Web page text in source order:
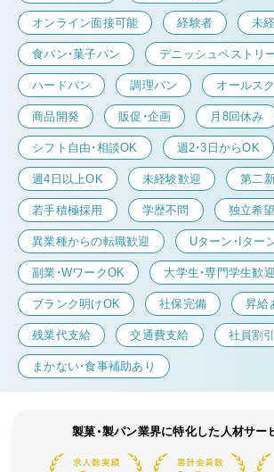
オンライン面接可能 経験者 未
食パン・菓子パン デニッシュペストリ
ハードパン 調理パン オールス
商品開発 販促・企画 月8回休み
シフト自由・相談OK 週2・3日からOK
週4日以上OK 未経験歓迎 第二
若手積極採用 学歴不問 独立希
異業種からの転職歓迎 Uターン・Iター
副業・WワークOK 大学生・専門学生歓迎
ブランク明けOK 社保完備 昇給
残業代支給 交通費支給 社員割
まかない・食事補助あり
製菓・製パン業界に特化した人材サー